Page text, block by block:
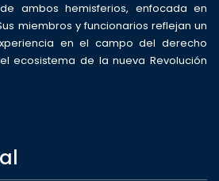
ambos hemisferios, enfocada en
miembros y funcionarios reflejan un
en el campo del derecho
ecosistema de la nueva Revolución